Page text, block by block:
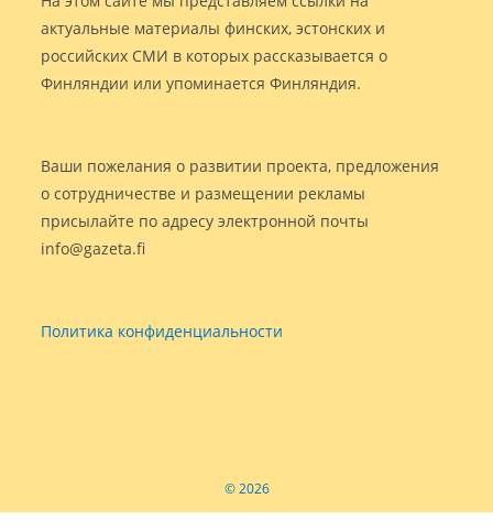
актуальные материалы финских, эстонских и
российских СМИ в которых рассказывается о
Финляндии или упоминается Финляндия.
Ваши пожелания о развитии проекта, предложения
о сотрудничестве и размещении рекламы
присылайте по адресу электронной почты
info@gazeta.fi
Политика конфиденциальности
© 2026